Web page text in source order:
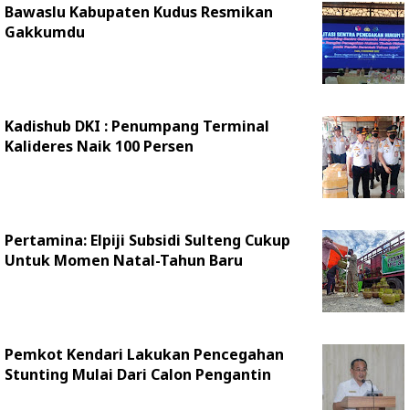
Bawaslu Kabupaten Kudus Resmikan
Gakkumdu
Kadishub DKI : Penumpang Terminal
Kalideres Naik 100 Persen
Pertamina: Elpiji Subsidi Sulteng Cukup
Untuk Momen Natal-Tahun Baru
Pemkot Kendari Lakukan Pencegahan
Stunting Mulai Dari Calon Pengantin